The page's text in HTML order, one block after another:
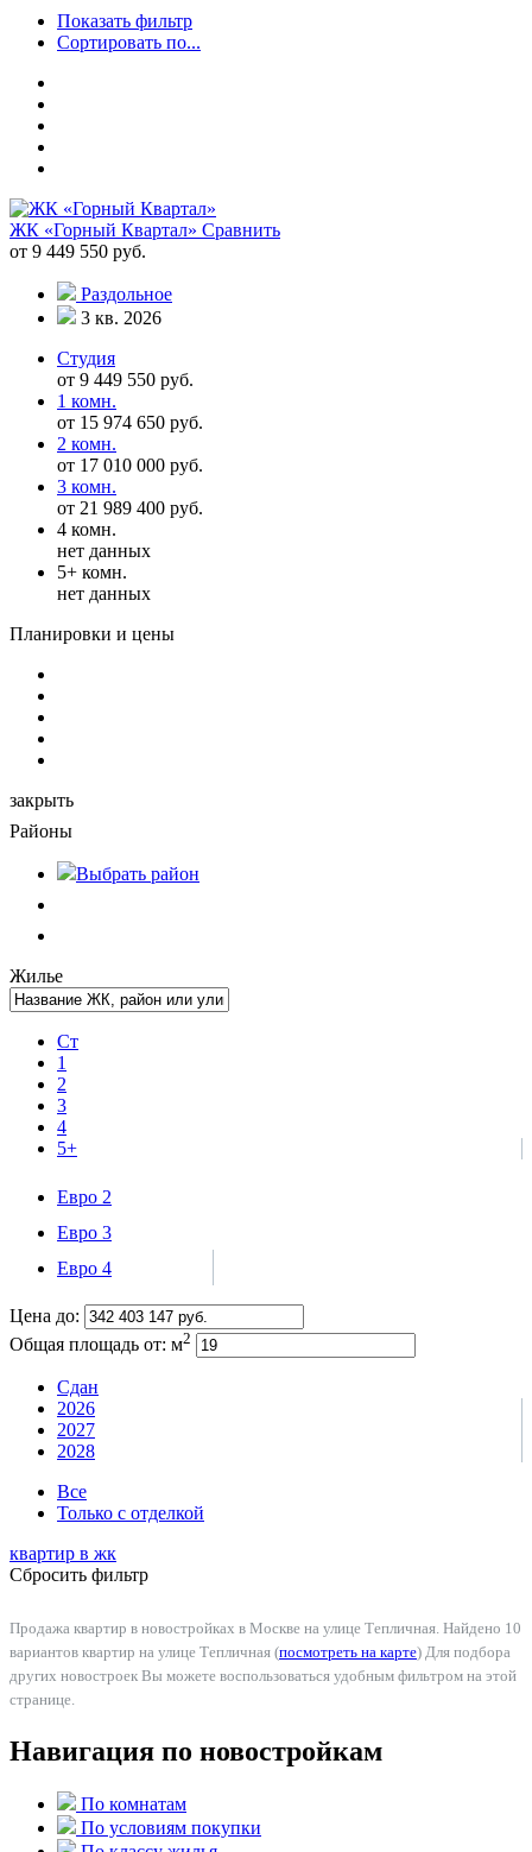
Показать фильтр
Сортировать по...
ЖК «Горный Квартал» Сравнить
от 9 449 550 руб.
Раздольное
3 кв. 2026
Студия
от 9 449 550 руб.
1 комн.
от 15 974 650 руб.
2 комн.
от 17 010 000 руб.
3 комн.
от 21 989 400 руб.
4 комн.
нет данных
5+ комн.
нет данных
Планировки и цены
закрыть
Районы
Выбрать район
Жилье
Ст
1
2
3
4
5+
Евро 2
Евро 3
Евро 4
Цена до:
Общая площадь от: м2
Сдан
2026
2027
2028
Все
Только с отделкой
квартир в жк
Сбросить фильтр
Продажа квартир в новостройках в Москве на улице Тепличная. Найдено 10
вариантов квартир на улице Тепличная (посмотреть на карте) Для подбора
других новостроек Вы можете воспользоваться удобным фильтром на этой
странице.
Навигация по новостройкам
По комнатам
По условиям покупки